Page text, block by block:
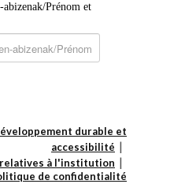
Prénom et
durable et
accessibilité
à l'institution
de confidentialité